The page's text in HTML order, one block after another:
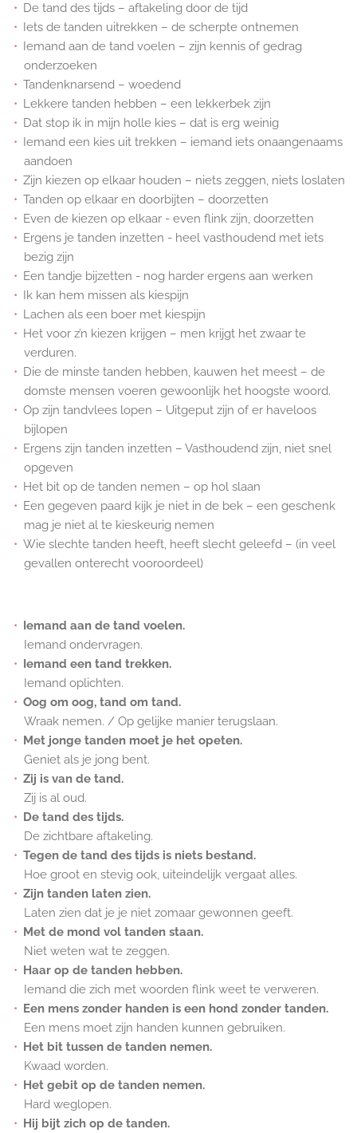
De tand des tijds – aftakeling door de tijd
Iets de tanden uitrekken – de scherpte ontnemen
Iemand aan de tand voelen – zijn kennis of gedrag
onderzoeken
Tandenknarsend – woedend
Lekkere tanden hebben – een lekkerbek zijn
Dat stop ik in mijn holle kies – dat is erg weinig
Iemand een kies uit trekken – iemand iets onaangenaams
aandoen
Zijn kiezen op elkaar houden – niets zeggen, niets loslaten
Tanden op elkaar en doorbijten – doorzetten
Even de kiezen op elkaar - even flink zijn, doorzetten
Ergens je tanden inzetten - heel vasthoudend met iets
bezig zijn
Een tandje bijzetten - nog harder ergens aan werken
Ik kan hem missen als kiespijn
Lachen als een boer met kiespijn
Het voor z’n kiezen krijgen – men krijgt het zwaar te
verduren.
Die de minste tanden hebben, kauwen het meest – de
domste mensen voeren gewoonlijk het hoogste woord.
Op zijn tandvlees lopen – Uitgeput zijn of er haveloos
bijlopen
Ergens zijn tanden inzetten – Vasthoudend zijn, niet snel
opgeven
Het bit op de tanden nemen – op hol slaan
Een gegeven paard kijk je niet in de bek – een geschenk
mag je niet al te kieskeurig nemen
Wie slechte tanden heeft, heeft slecht geleefd – (in veel
gevallen onterecht vooroordeel)
Iemand aan de tand voelen.
Iemand ondervragen.
Iemand een tand trekken.
Iemand oplichten.
Oog om oog, tand om tand.
Wraak nemen. / Op gelijke manier terugslaan.
Met jonge tanden moet je het opeten.
Geniet als je jong bent.
Zij is van de tand.
Zij is al oud.
De tand des tijds.
De zichtbare aftakeling.
Tegen de tand des tijds is niets bestand.
Hoe groot en stevig ook, uiteindelijk vergaat alles.
Zijn tanden laten zien.
Laten zien dat je je niet zomaar gewonnen geeft.
Met de mond vol tanden staan.
Niet weten wat te zeggen.
Haar op de tanden hebben.
Iemand die zich met woorden flink weet te verweren.
Een mens zonder handen is een hond zonder tanden.
Een mens moet zijn handen kunnen gebruiken.
Het bit tussen de tanden nemen.
Kwaad worden.
Het gebit op de tanden nemen.
Hard weglopen.
Hij bijt zich op de tanden.